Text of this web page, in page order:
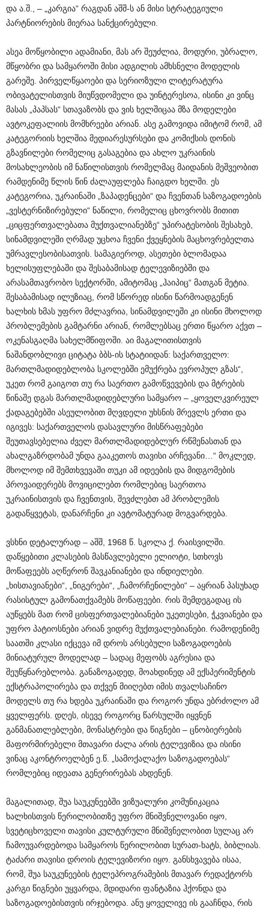
და ა.შ., – „კარგია“ რაგდან აშშ-ს ან მისი სტრატეგიული
პარტნიორების მიერაა სანქცირებული.
ასეა მოწყობილი ადამიანი, მას არ შეუძლია, მოდური, უბრალო,
მწყობრი და სამყაროში მისი ადგილის ამხსნელი მოდელის
გარეშე. პირველწყაოები და სერიოზული ლიტერატურა
ობივატელისთვის მიუწვდომელი და უინტერესოა, ისინი კი ვინც
მასას „პაპსას“ სთავაზობს და ვის ხელშიცაა მზა მოდელები
ავტოკეფალიის მომხრეები არიან. ასე გამოვიდა იმიტომ რომ, ამ
კატეგორიის ხელშია მედიარესურსები და კომიქსის დონის
გზავნილები რომელიც გასაგებია და ახლო უკრაინის
მოსახლეობის იმ ნაწილისთვის რომელმაც მაიდანის მეშვეობით
რამდენიმე წლის წინ ძალაუფლება ჩაიგდო ხელში. ეს
კატეგორია, უკრაინაში „ზაპადენცები“ და ჩვენთან საზოგადოების
„ვესტერნიზირებული“ ნაწილი, რომელიც ცხოვრობს მითით
„ციცფერთვალებათა მუქთვალიანებზე“ უპირატესობის შესახებ,
სინამდვილეში ღრმად უცხოა ჩვენი ქვეყნების მაცხოვრებელთა
უმრავლესობისათვის. სამაგიეროდ, ასეთები ბლომადაა
ხელისუფლებაში და შესაბამისად ტელევიზიებში და
არასამთავრობო სექტორში, ამიტომაც „ჰაიპიც“ მათგან მეტია.
შესაბამისად ილუზიაც, რომ სწორედ ისინი წარმოადგენენ
ხალხის ხმას უფრო მძლავრია, სინამდვილეში კი ისინი მხოლოდ
პრობლემების გამტარნი არიან, რომლებსაც ერთი წყარო აქვთ –
ოკენასგაღმა სახელმწიფოში. აი მაგალითისთვის
ნაშანდობლივი ციტატა ბბს-ის სტატიიდან: საქართველო:
მართლმადიდებლობა სკოლებში ემუქრება ევროპულ გზას“,
უკეთ რომ გაიგოთ თუ რა საერთო გამოწვევების და მტრების
წინაშე დგას მართლმადიდებლური სამყარო – „ყოველკვირეულ
ქადაგებებში ასეულობით მღვდელი უხსნის მრევლს ერთი და
იგივეს: საქართველოს დასავლური მისწრაფებები
შეუთავსებელია ძველ მართლმადიდებლურ რწმენასთან და
ახალგაზრდობამ უნდა გააკეთოს თავისი არჩევანი…“ მოკლედ,
მხოლოდ იმ შემთხვევაში თუკი ამ იდეების და მიდგომების
პროვაიდერებს მოვიცილებთ რომლებიც საერთოა
უკრაინისთვის და ჩვენთვის, შევძლებთ ამ პრობლემის
გადაწყვეტას, დანარჩენი კი ავტომატურად მოგვარდება.
ვსხნი დეტალურად – აშშ, 1968 წ. სკოლა ქ. რაისვილში.
დაწყებითი კლასების მასწავლებელი ელიოტი, სთხოვს
მოწაფეებს აღწერონ შავკანიანები და ინდიელები.
„ხისთავიანები“, „ნიგერები“, „ჩამორჩენილები“ – აყრიან პასუხად
რასისტულ გამონათქვამებს მოწაფეები. რის შემდეგადაც ის
აუწყებს მათ რომ ცისფერთვალებიანები უკეთესები, ჭკვიანები და
უფრო პატიოსნები არიან ვიდრე მუქთვალებიანები. რამოდენიმე
საათში კლასი იქცევა იმ დროს არსებული საზოგადოების
მინიატურულ მოდელად – სადაც მეფობს აგრესია და
შეუწყნარებლობა. განაზოგადედ, მოახდინედ ამ ექსპერიმენტის
ექსტრაპოლირება და თქვენ მიიღებთ იმის თვალსაჩინო
მოდელს თუ რა ხდება უკრაინაში და როგორ უნდა ებრძოლო ამ
ყველფერს. დღეს, ისევე როგორც წარსულში იყვნენ
განმანათლებლები, მონასტრები და წიგნები – ცნობიერების
მაფორმირებელი მთავარი ძალა არის ტელევიზია და ისინი
ვინაც აკონტროელბენ ე.წ. „სამოქალაქო საზოგადოებას“
რომლებიც იდეათა გენერირებას ახდენენ.
მაგალითად, შუა საუკუნეებში ვიზუალური კომუნიკაცია
ხალხისთვის წერილობითზე უფრო მნიშვნელოვანი იყო,
სვეტიცხოველი თავისი კულტურული მნიშვნელობით სულაც არ
ჩამოუვარდებოდა სამყაროს წერილობით სურათ-ხატს, ბიბლიას.
ტაძარი თავისი დროის ტელევიზორი იყო. განსხვავება ისაა,
რომ, შუა საუკუნეების ტელეპროგრამების მთავარ რედაქტორს
კარგი წიგნები უყვარდა, მდიდარი ფანტაზია ჰქონდა და
საზოგადოებისთვის ირჯებოდა. ანუ ყოველივე ის გააჩნდა, რის